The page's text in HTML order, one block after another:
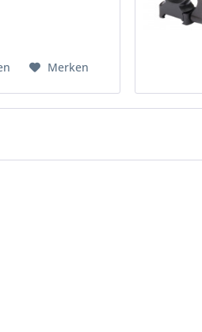
Design
Design Matt-
und Merken